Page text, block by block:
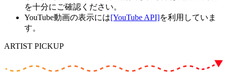
を十分にご確認ください。
YouTube動画の表示には[YouTube API]を利用していま
す。
ARTIST PICKUP